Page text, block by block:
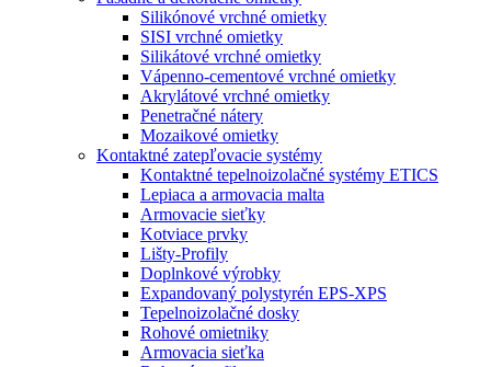
Silikónové vrchné omietky
SISI vrchné omietky
Silikátové vrchné omietky
Vápenno-cementové vrchné omietky
Akrylátové vrchné omietky
Penetračné nátery
Mozaikové omietky
Kontaktné zatepľovacie systémy
Kontaktné tepelnoizolačné systémy ETICS
Lepiaca a armovacia malta
Armovacie sieťky
Kotviace prvky
Lišty-Profily
Doplnkové výrobky
Expandovaný polystyrén EPS-XPS
Tepelnoizolačné dosky
Rohové omietniky
Armovacia sieťka